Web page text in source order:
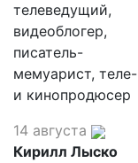
телеведущий,
видеоблогер,
писатель-
мемуарист, теле-
и кинопродюсер
14 августа
Кирилл Лыско